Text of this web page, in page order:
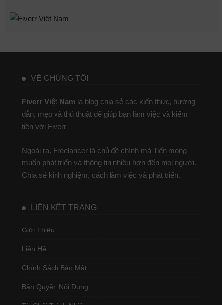
VỀ CHÚNG TÔI
Fiverr Việt Nam là blog chia sẻ các kiến thức, hướng
dẫn, mẹo và thủ thuật để giúp bạn làm việc và kiếm
tiền với Fiverr
Ngoài ra, Freelancer là chủ đề chính mà Tiến mong
muốn phát triển và thông tin nhiều hơn đến mọi người.
Chia sẻ kinh nghiệm, cách làm việc và phát triển.
LIÊN KẾT TRANG
Giới Thiệu
Liên Hệ
Chính Sách Bảo Mật
Bản Quyền Nội Dung